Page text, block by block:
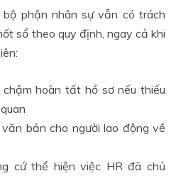
bộ phận nhân sự vẫn có trách
sổ theo quy định, ngay cả khi
hoàn tất hồ sơ nếu thiếu
bản cho người lao động về
cứ thể hiện việc HR đã chủ